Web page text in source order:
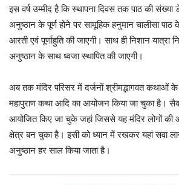
इस वर्ष उम्मीद है कि स्थापना दिवस तक पाठ की संख्या
अनुष्ठान के पूर्ण होने पर सामूहिक हनुमान चालीसा
आरती एवं पूर्णाहुति की जाएगी। साथ ही निशान यात्रा
अनुष्ठान के साथ ध्वजा स्थापित की जाएगी।
अब तक मंदिर परिसर में दर्जनों श्रीमद्भागवत कथाओं
महापुराण कथा आदि का आयोजन किया जा चुका है।
आयोजित किए जा चुके जहां जिससे यह मंदिर लोगों की
क्षेत्र बन चुका है। इसी को ध्यान में रखकर यहां सवा
अनुष्ठान हर साल किया जाता है।